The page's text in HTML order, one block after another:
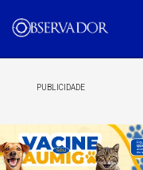
PUBLICIDADE